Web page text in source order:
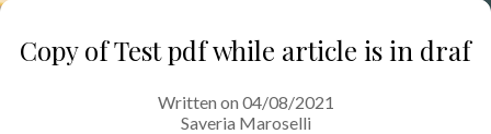
Copy of Test pdf while article is in draf
Written on 04/08/2021
Saveria Maroselli